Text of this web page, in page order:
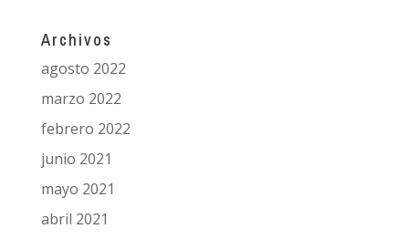
Archivos
agosto 2022
marzo 2022
febrero 2022
junio 2021
mayo 2021
abril 2021